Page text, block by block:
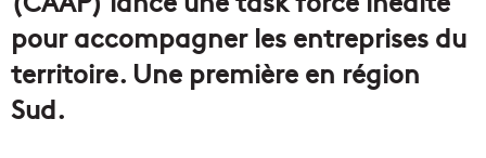
pour accompagner les entreprises du
territoire. Une première en région
Sud.